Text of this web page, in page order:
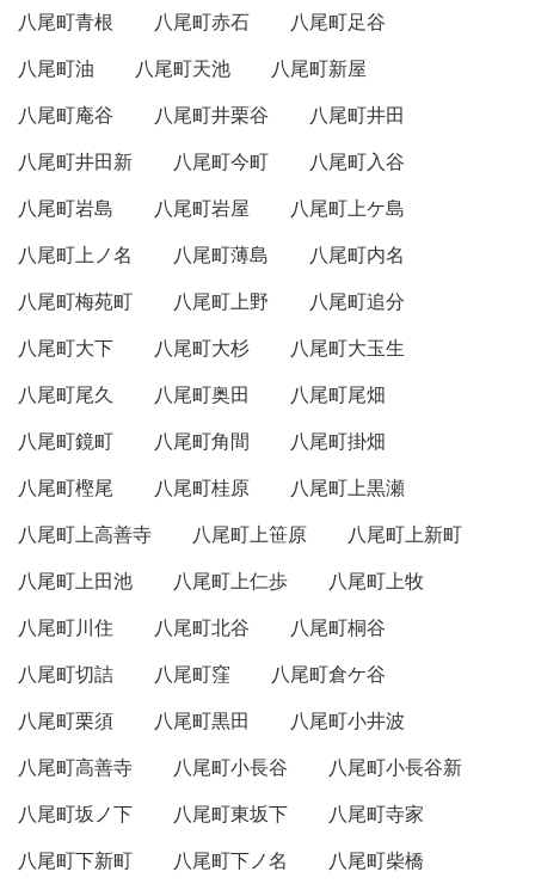
八尾町青根 八尾町赤石
八尾町足谷
八尾町油
八尾町天池
八尾町新屋
八尾町庵谷
八尾町井栗谷
八尾町井田
八尾町井田新
八尾町今町
八尾町入谷
八尾町岩島
八尾町岩屋
八尾町上ケ島
八尾町上ノ名
八尾町薄島
八尾町内名
八尾町梅苑町
八尾町上野
八尾町追分
八尾町大下
八尾町大杉
八尾町大玉生
八尾町尾久
八尾町奥田
八尾町尾畑
八尾町鏡町
八尾町角間
八尾町掛畑
八尾町樫尾
八尾町桂原
八尾町上黒瀬
八尾町上高善寺
八尾町上笹原
八尾町上新町
八尾町上田池
八尾町上仁歩
八尾町上牧
八尾町川住
八尾町北谷
八尾町桐谷
八尾町切詰
八尾町窪
八尾町倉ケ谷
八尾町栗須
八尾町黒田
八尾町小井波
八尾町高善寺
八尾町小長谷
八尾町小長谷新
八尾町坂ノ下
八尾町東坂下
八尾町寺家
八尾町下新町
八尾町下ノ名
八尾町柴橋